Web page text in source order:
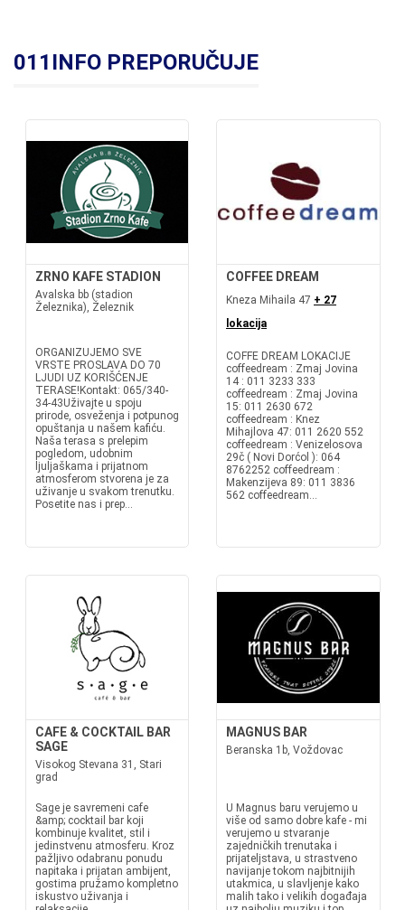
011INFO PREPORUČUJE
ZRNO KAFE STADION
Avalska bb (stadion
Železnika), Železnik
ORGANIZUJEMO SVE
VRSTE PROSLAVA DO 70
LJUDI UZ KORIŠĆENJE
TERASE!Kontakt: 065/340-
34-43Uživajte u spoju
prirode, osveženja i potpunog
opuštanja u našem kafiću.
Naša terasa s prelepim
pogledom, udobnim
ljuljaškama i prijatnom
atmosferom stvorena je za
uživanje u svakom trenutku.
Posetite nas i prep...
COFFEE DREAM
Kneza Mihaila 47 + 27
lokacija
COFFE DREAM LOKACIJE
coffeedream : Zmaj Jovina
14 : 011 3233 333
coffeedream : Zmaj Jovina
15: 011 2630 672
coffeedream : Knez
Mihajlova 47: 011 2620 552
coffeedream : Venizelosova
29č ( Novi Dorćol ): 064
8762252 coffeedream :
Makenzijeva 89: 011 3836
562 coffeedream...
CAFE & COCKTAIL BAR
SAGE
Visokog Stevana 31, Stari
grad
Sage je savremeni cafe
&amp; cocktail bar koji
kombinuje kvalitet, stil i
jedinstvenu atmosferu. Kroz
pažljivo odabranu ponudu
napitaka i prijatan ambijent,
gostima pružamo kompletno
iskustvo uživanja i
MAGNUS BAR
Beranska 1b, Voždovac
U Magnus baru verujemo u
više od samo dobre kafe - mi
verujemo u stvaranje
zajedničkih trenutaka i
prijateljstava, u strastveno
navijanje tokom najbitnijih
utakmica, u slavljenje kako
malih tako i velikih događaja